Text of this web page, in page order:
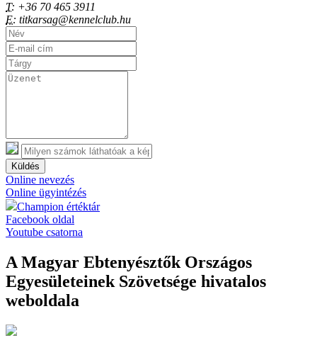
T: +36 70 465 3911
E: titkarsag@kennelclub.hu
Küldés
Online nevezés
Online ügyintézés
Champion értéktár
Facebook oldal
Youtube csatorna
A Magyar Ebtenyésztők Országos
Egyesületeinek Szövetsége hivatalos
weboldala